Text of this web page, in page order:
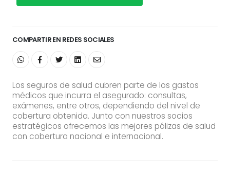
COMPARTIR EN REDES SOCIALES
Los seguros de salud cubren parte de los gastos
médicos que incurra el asegurado: consultas,
exámenes, entre otros, dependiendo del nivel de
cobertura obtenida. Junto con nuestros socios
estratégicos ofrecemos las mejores pólizas de salud
con cobertura nacional e internacional.